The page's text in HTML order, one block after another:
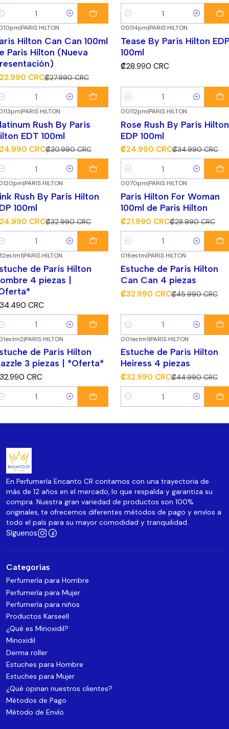
Cantidad
¡Súper Descuento!
|PARIS HILTON
Hilton Can Can 100ml
Paris Hilton (Nueva
CRC₡27.990 CRC
00114pm|PARIS HILTON
Tease By París Hilton
100ml
₡28.990 CRC
Cantidad
¡Súper Descuento!
|PARIS HILTON
Rush By París
EDT 100ml
CRC₡30.990 CRC
-29%¡Súper Descuento!
00112pm|PARIS HILTON
Rose Rush By París Hilton
EDP 100ml
₡24.990 CRC₡34.990 CRC
Cantidad
¡Súper Descuento!
|PARIS HILTON
Rush By París Hilton
100ml
CRC₡32.990 CRC
¡Súper Descuento!
0070pm|PARIS HILTON
París Hilton For Woman
100ml de Paris Hilton
₡21.990 CRC₡28.990 CRC
Cantidad
|PARIS HILTON
de París Hilton
4 piezas |
CRC
¡Súper Descuento!
016estm|PARIS HILTON
Estuche de París Hilton
Can Can 4 piezas
₡32.990 CRC₡45.990 CRC
Cantidad
|PARIS HILTON
de París Hilton
3 piezas | *Oferta*
CRC
-27%¡Súper Descuento!
001estm1|PARIS HILTON
Estuche de París Hilton
Heiress 4 piezas
₡32.990 CRC₡44.990 CRC
Cantidad
En Perfumería Encanto CR contamos con una trayectoria de
más de 12 años en el mercado, lo que respalda y garantiza su
compra. Nuestra gran variedad de productos son 100%
originales, te ofrecemos diferentes métodos de pago y envíos a
todo el país para su mayor comodidad y tranquilidad.
Síguenos
Categorías
Perfumería para Hombre
Perfumería para Mujer
Perfumería para niños
Productos Karseell
¿Qué es Minoxidil?
Minoxidil
Derma roller
Estuches para Hombre
Estuches para Mujer
¿Qué opinan nuestros clientes?
Métodos de Pago
Método de Envío